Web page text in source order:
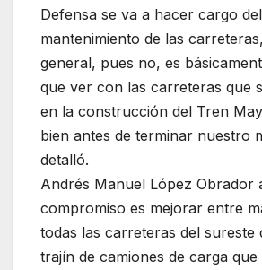
Defensa se va a hacer cargo del
mantenimiento de las
general, pues no, es
que ver con las carreteras que
en la construcción del Tren
bien antes de terminar nuestro
detalló.
Andrés Manuel López Obrador
compromiso es mejorar entre
todas las carreteras del sureste
trajín de camiones de carga